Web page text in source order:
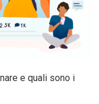
e quali sono i